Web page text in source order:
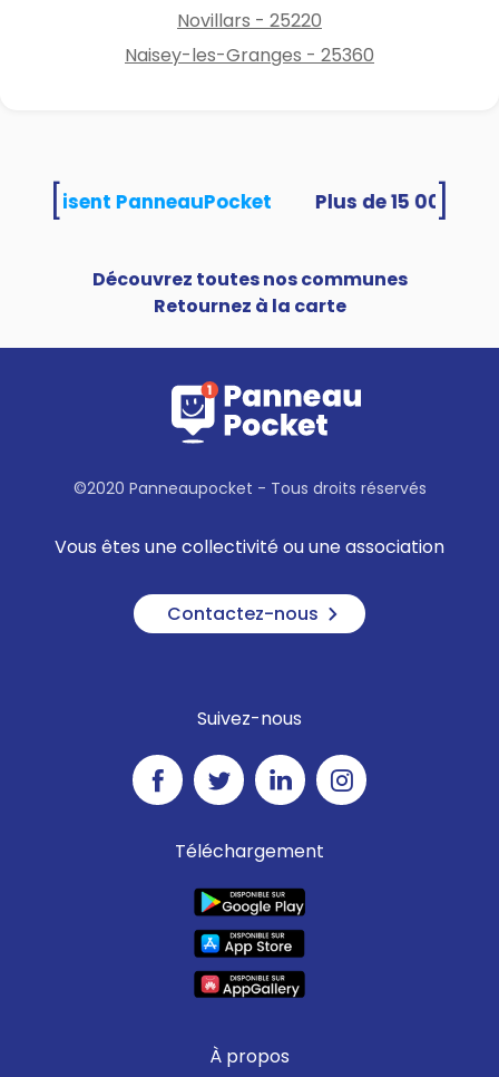
Novillars - 25220
Naisey-les-Granges - 25360
utilisent PanneauPocket
Découvrez toutes nos communes
Retournez à la carte
©2020 Panneaupocket - Tous droits réservés
Vous êtes une collectivité ou une association
Contactez-nous
Suivez-nous
Téléchargement
À propos